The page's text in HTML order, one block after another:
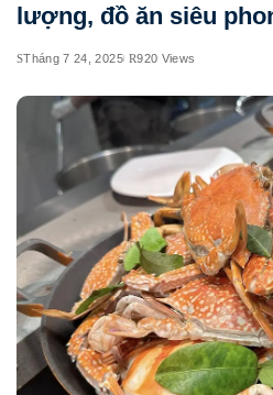
lượng, đồ ăn siêu
Tháng 7 24, 2025 920 Views